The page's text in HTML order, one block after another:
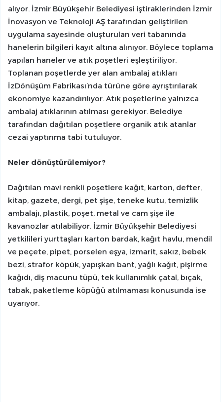
alıyor. İzmir Büyükşehir Belediyesi iştiraklerinden İzmir
İnovasyon ve Teknoloji AŞ tarafından geliştirilen
uygulama sayesinde oluşturulan veri tabanında
hanelerin bilgileri kayıt altına alınıyor. Böylece toplama
yapılan haneler ve atık poşetleri eşleştiriliyor.
Toplanan poşetlerde yer alan ambalaj atıkları
İzDönüşüm Fabrikası’nda türüne göre ayrıştırılarak
ekonomiye kazandırılıyor. Atık poşetlerine yalnızca
ambalaj atıklarının atılması gerekiyor. Belediye
tarafından dağıtılan poşetlere organik atık atanlar
cezai yaptırıma tabi tutuluyor.
Neler dönüştürülemiyor?
Dağıtılan mavi renkli poşetlere kağıt, karton, defter,
kitap, gazete, dergi, pet şişe, teneke kutu, temizlik
ambalajı, plastik, poşet, metal ve cam şişe ile
kavanozlar atılabiliyor. İzmir Büyükşehir Belediyesi
yetkilileri yurttaşları karton bardak, kağıt havlu, mendil
ve peçete, pipet, porselen eşya, izmarit, sakız, bebek
bezi, strafor köpük, yapışkan bant, yağlı kağıt, pişirme
kağıdı, diş macunu tüpü, tek kullanımlık çatal, bıçak,
tabak, paketleme köpüğü atılmaması konusunda ise
uyarıyor.